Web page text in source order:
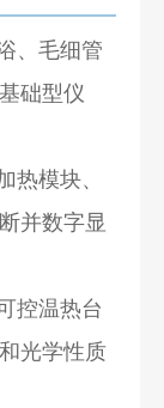
、毛细管
础型仪
热模块、
并数字显
控温热台
光学性质